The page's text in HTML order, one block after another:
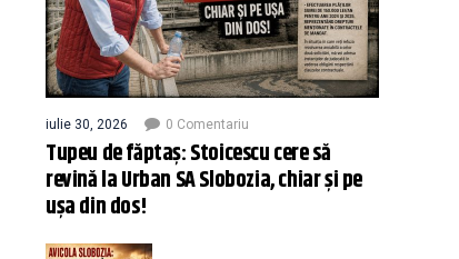
iulie 30, 2026 0 Comentariu
Tupeu de făptaș: Stoicescu cere să
revină la Urban SA Slobozia, chiar și pe
ușa din dos!